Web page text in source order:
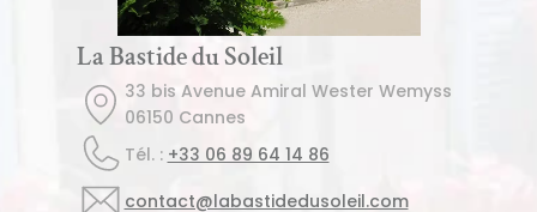
La Bastide du Soleil
33 bis Avenue Amiral Wester Wemyss
06150 Cannes
Tél. : +33 06 89 64 14 86
contact@labastidedusoleil.com